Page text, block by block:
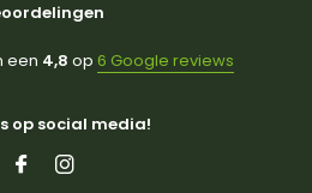
een 4,8 op 6 Google reviews
op social media!